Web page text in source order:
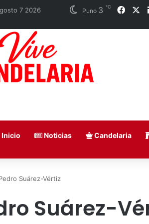
7 2026 Puno 3 ℃
Inicio Noticias Candelaria
Suárez-Vértiz
Suárez-